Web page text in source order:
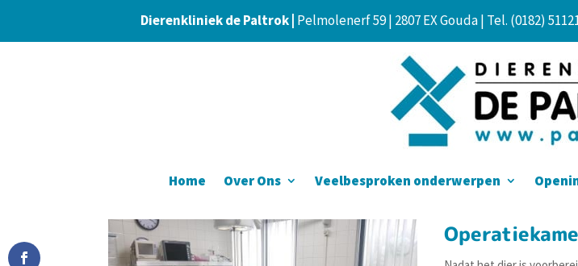
Dierenkliniek de Paltrok | Pelmolenerf 59 | 2807 EX Gouda | Tel. (0182)
Home Over Ons Veelbesproken onderwerpen